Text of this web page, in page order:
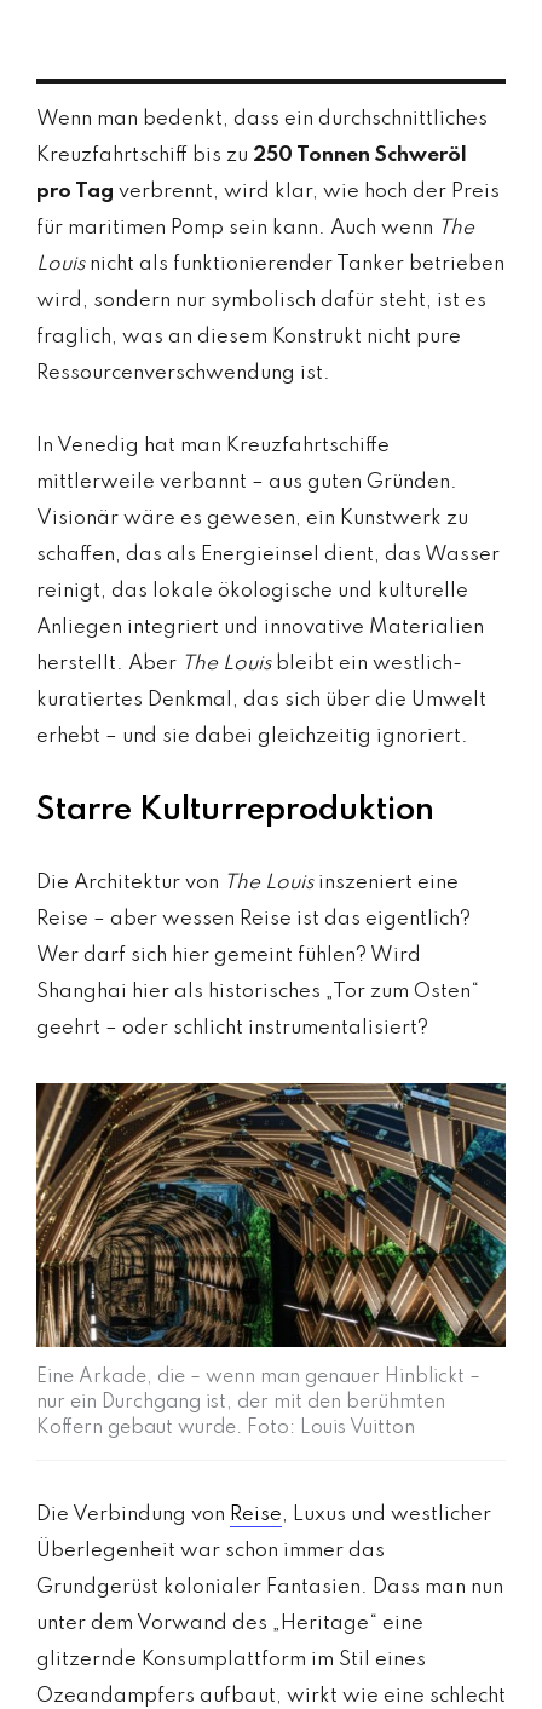
Wenn man bedenkt, dass ein durchschnittliches
Kreuzfahrtschiff bis zu 250 Tonnen Schweröl
pro Tag verbrennt, wird klar, wie hoch der Preis
für maritimen Pomp sein kann. Auch wenn The
Louisnicht als funktionierender Tanker betrieben
wird, sondern nur symbolisch dafür steht, ist es
fraglich, was an diesem Konstrukt nicht pure
Ressourcenverschwendung ist.
In Venedig hat man Kreuzfahrtschiffe
mittlerweile verbannt – aus guten Gründen.
Visionär wäre es gewesen, ein Kunstwerk zu
schaffen, das als Energieinsel dient, das Wasser
reinigt, das lokale ökologische und kulturelle
Anliegen integriert und innovative Materialien
herstellt. Aber The Louisbleibt ein westlich-
kuratiertes Denkmal, das sich über die Umwelt
erhebt – und sie dabei gleichzeitig ignoriert.
Starre Kulturreproduktion
Die Architektur von The Louisinszeniert eine
Reise – aber wessen Reise ist das eigentlich?
Wer darf sich hier gemeint fühlen? Wird
Shanghai hier als historisches „Tor zum Osten“
geehrt – oder schlicht instrumentalisiert?
Eine Arkade, die – wenn man genauer Hinblickt –
nur ein Durchgang ist, der mit den berühmten
Koffern gebaut wurde. Foto: Louis Vuitton
Die Verbindung von Reise, Luxus und westlicher
Überlegenheit war schon immer das
Grundgerüst kolonialer Fantasien. Dass man nun
unter dem Vorwand des „Heritage“ eine
glitzernde Konsumplattform im Stil eines
Ozeandampfers aufbaut, wirkt wie eine schlecht